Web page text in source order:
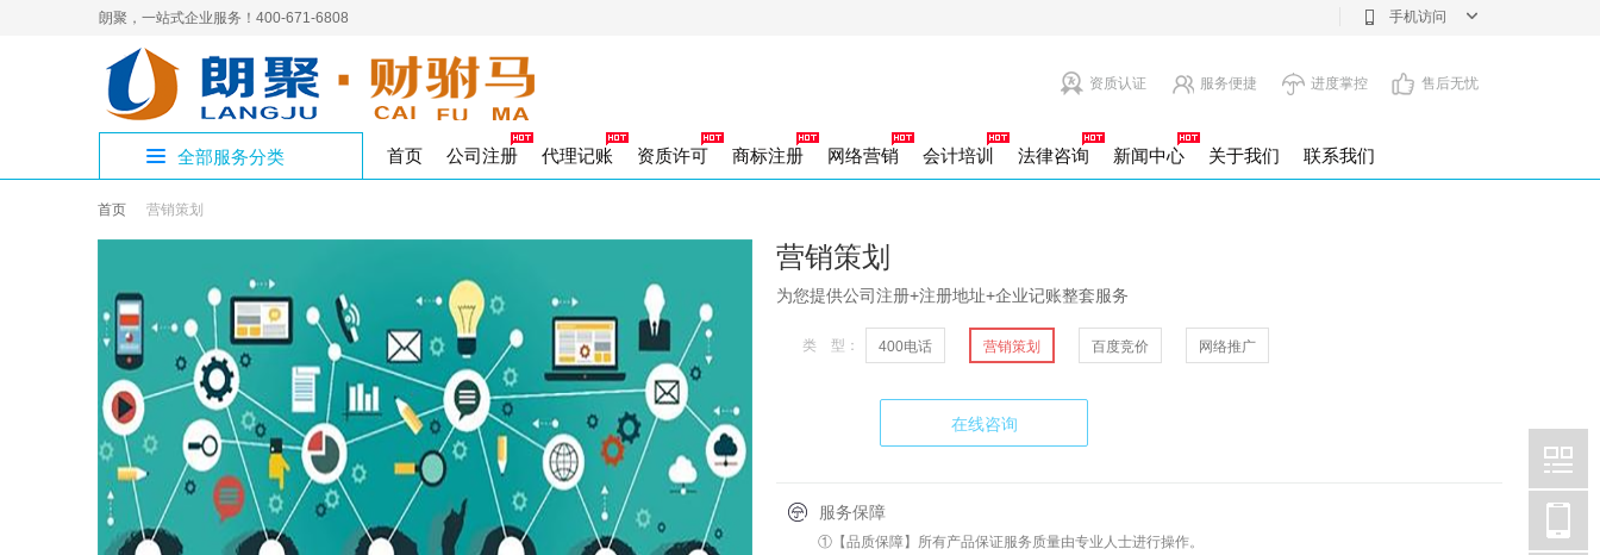
朗聚，一站式企业服务！400-671-6808 手机访问
资质认证 服务便捷 进度掌控 售后无忧
全部服务分类
开设公司专区
变更注销专区
资质许可专区
知识产权专区
财税服务专区
公司核名 注册公司加急核名 公司核名
注册地址 璧山区注册公司 巴南区注册公司 渝中区注册公司 江北区注册公司
南岸区注册公司
九龙坡区注册公司
沙坪坝区注册公司
渝北区注册公司
公司注册 香港公司设立 外商独资公司注册
股份公司注册
集团公司注册 外资公司注册 内资公司注册
公司变更 外资公司变更 跨区变更 经营范围变更
注册地址变更
注册资金变更
高管变更 名称变更
食品医疗 二类医疗器械 食品经营许可证
影视演出 经营性演出许可证 广播电视节目制作许可
文化出版 出版物许可申请
增值电信 SP经营许可证 ISP经营许可证
商标转让
商标变更
著作权 作品著作权 软件著作权
版权专利 实用新型专利 发明专利
税务代办 年度企业汇算清缴 税控托管 税控申请 银行开户
审计验资 验资报告 财务审计
税收筹划 企业合理节税
公积金开户
社保开户
工作居住证 工作居住证单位开户
高端建站 企业官网
首页 公司注册 代理记账 资质许可 商标注册 网络营销 会计培训 法律咨询 新闻中心 关于我们 联系我们
首页 营销策划
营销策划
为您提供公司注册+注册地址+企业记账整套服务
类 型： 400电话 营销策划 百度竞价 网络推广
在线咨询
服务保障
①【品质保障】所有产品保证服务质量由专业人士进行操作。